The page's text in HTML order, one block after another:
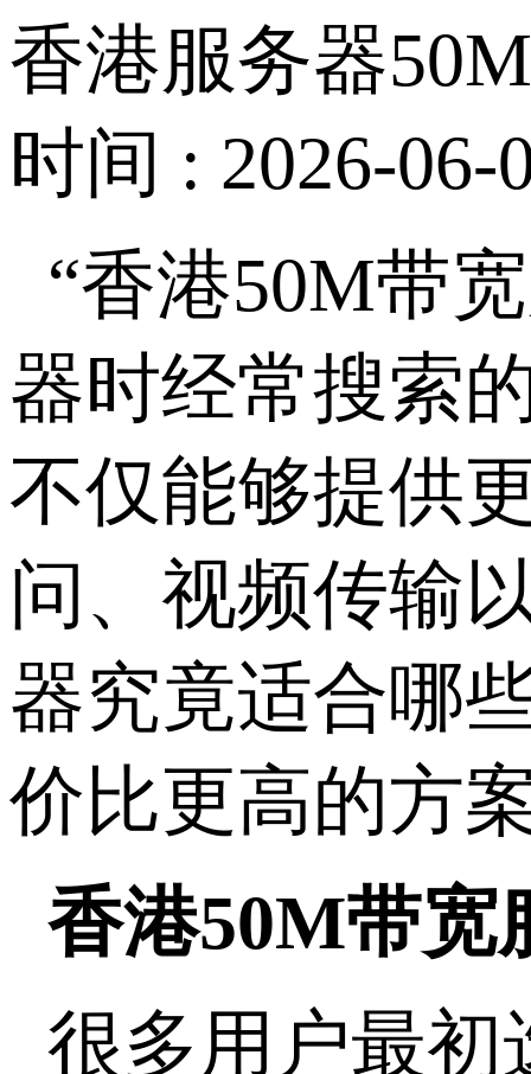
香港服务器
时间 : 2026-06-
“香港50M带
器时经常搜索
不仅能够提供
问、视频传输
器究竟适合哪
价比更高的方
香港50M带宽
很多用户最初